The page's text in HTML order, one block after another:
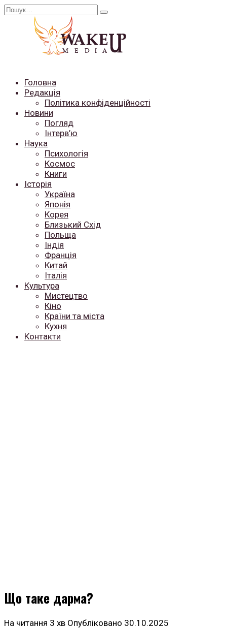
Перейти
Search
Головна
Редакція
Політика конфіденційності
Новини
Погляд
Інтерв’ю
Наука
Психологія
Космос
Книги
Історія
Україна
Японія
Корея
Близький Схід
Польща
Індія
Франція
Китай
Італія
Культура
Мистецтво
Кіно
Країни та міста
Кухня
Контакти
Що таке дарма?
На читання 3 хв Опубліковано 30.10.2025